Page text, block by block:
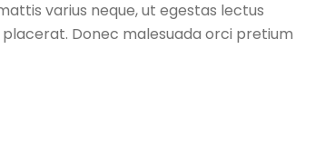
varius neque, ut egestas lectus
Donec malesuada orci pretium